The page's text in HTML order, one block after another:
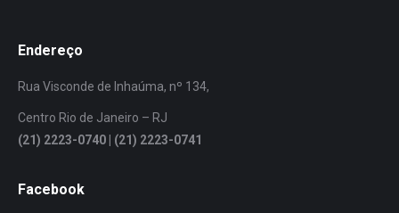
Endereço
Rua Visconde de Inhaúma, nº 134,
Centro Rio de Janeiro – RJ
(21) 2223-0740 | (21) 2223-0741
Facebook